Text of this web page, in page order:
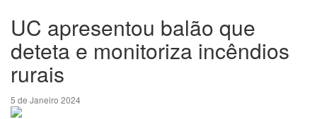
UC apresentou balão que
deteta e monitoriza incêndios
rurais
5 de Janeiro 2024